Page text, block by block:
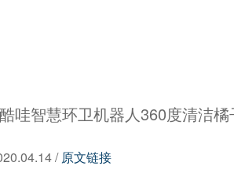
哇智慧环卫机器人360度清洁橘
/原文链接